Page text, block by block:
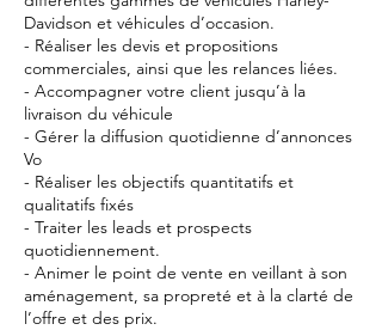
Davidson et véhicules d’occasion.
- Réaliser les devis et propositions
commerciales, ainsi que les relances liées.
- Accompagner votre client jusqu’à la
livraison du véhicule
- Gérer la diffusion quotidienne d’annonces
Vo
- Réaliser les objectifs quantitatifs et
qualitatifs fixés
- Traiter les leads et prospects
quotidiennement.
- Animer le point de vente en veillant à son
aménagement, sa propreté et à la clarté de
l’offre et des prix.